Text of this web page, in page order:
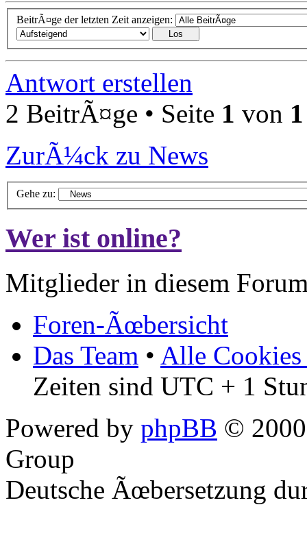
BeitrÃ¤ge der letzten Zeit anzeigen:
Antwort erstellen
2 BeitrÃ¤ge • Seite 1 von 1
ZurÃ¼ck zu News
Gehe zu:
Wer ist online?
Mitglieder in diesem
Foren-Ãœbersicht
Das Team • Alle Cookies
Zeiten sind UTC + 1
Powered by phpBB ©
Group
Deutsche Ãœbersetzung